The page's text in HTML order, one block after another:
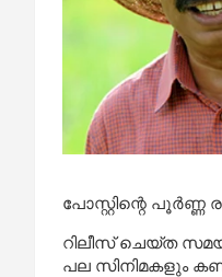
പോസ്റ്റിന്റെ പൂര്‍ണ്ണ
റിലീസ് ചെയ്ത
പല സിനിമകളും